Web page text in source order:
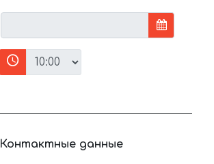
Контактные данные